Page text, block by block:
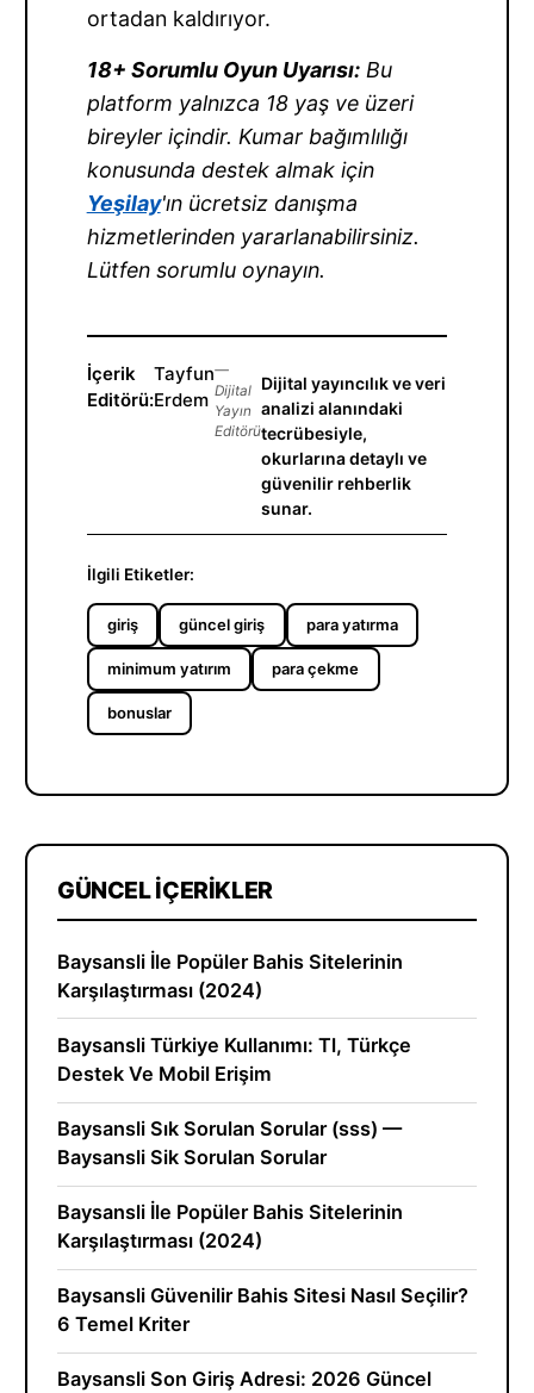
ortadan kaldırıyor.
18+ Sorumlu Oyun Uyarısı:Bu
platform yalnızca 18 yaş ve üzeri
bireyler içindir. Kumar bağımlılığı
konusunda destek almak için
Yeşilay'ın ücretsiz danışma
hizmetlerinden yararlanabilirsiniz.
Lütfen sorumlu oynayın.
İçerik
Editörü:
Tayfun
Erdem
—
Dijital
Yayın
Editörü
Dijital yayıncılık ve veri
analizi alanındaki
tecrübesiyle,
okurlarına detaylı ve
güvenilir rehberlik
sunar.
İlgili Etiketler:
giriş güncel giriş para yatırma
minimum yatırım para çekme
bonuslar
GÜNCEL İÇERIKLER
Baysansli İle Popüler Bahis Sitelerinin
Karşılaştırması (2024)
Baysansli Türkiye Kullanımı: Tl, Türkçe
Destek Ve Mobil Erişim
Baysansli Sık Sorulan Sorular (sss) —
Baysansli Sik Sorulan Sorular
Baysansli İle Popüler Bahis Sitelerinin
Karşılaştırması (2024)
Baysansli Güvenilir Bahis Sitesi Nasıl Seçilir?
6 Temel Kriter
Baysansli Son Giriş Adresi: 2026 Güncel